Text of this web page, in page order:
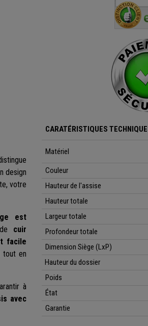
design
votre
est
cuir
facile
tout en
à
avec
CARATÉRISTIQUES
Matériel
Couleur
Hauteur de l'assise
Hauteur totale
Largeur totale
Profondeur totale
Dimension Siège (LxP)
Hauteur du dossier
Poids
État
Garantie